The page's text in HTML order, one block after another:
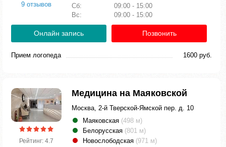
9 отзывов
Сб:
09:00 - 15:00
Вс:
09:00 - 15:00
Онлайн запись Позвонить
Прием логопеда 1600 руб.
Рейтинг: 4.7
Медицина на Маяковской
Москва, 2-й Тверской-Ямской пер. д. 10
Маяковская (498 м)
Белорусская (801 м)
Новослободская (971 м)